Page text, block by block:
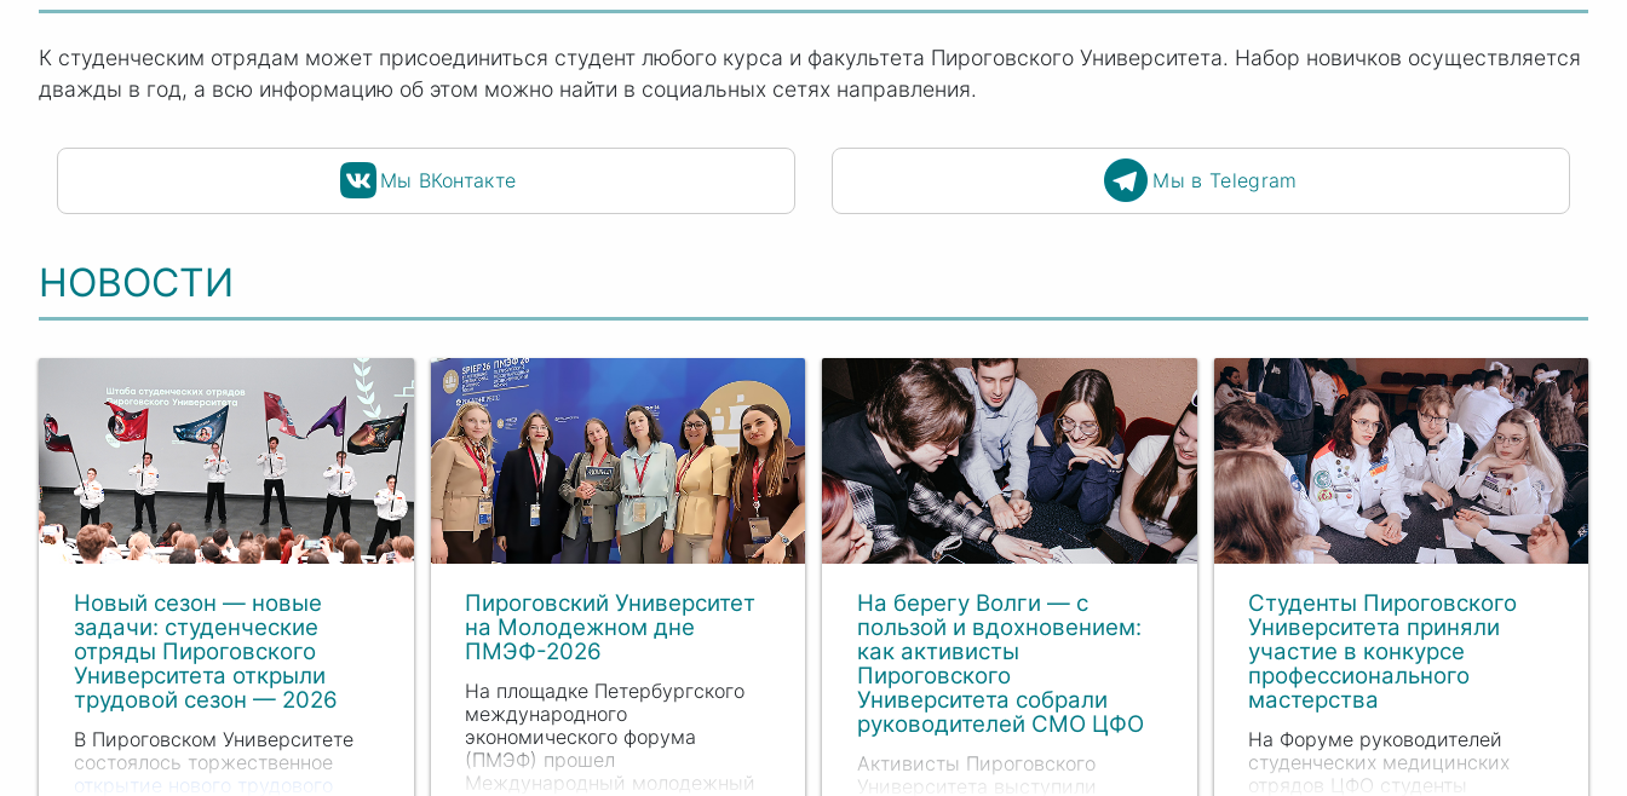
К студенческим отрядам может присоединиться студент любого курса и факультета Пироговского Университета. Набор новичков осуществляется
дважды в год, а всю информацию об этом можно найти в социальных сетях направления.
Мы ВКонтакте Мы в Telegram
НОВОСТИ
Новый сезон — новые
задачи: студенческие
отряды Пироговского
Университета открыли
трудовой сезон — 2026
В Пироговском Университете
состоялось торжественное
открытие нового трудового
Пироговский Университет
на Молодежном дне
ПМЭФ-2026
На площадке Петербургского
международного
экономического форума
(ПМЭФ) прошел
Международный молодежный
На берегу Волги — с
пользой и вдохновением:
как активисты
Пироговского
Университета собрали
руководителей СМО ЦФО
Активисты Пироговского
Университета выступили
Студенты Пироговского
Университета приняли
участие в конкурсе
профессионального
мастерства
На Форуме руководителей
студенческих медицинских
отрядов ЦФО студенты